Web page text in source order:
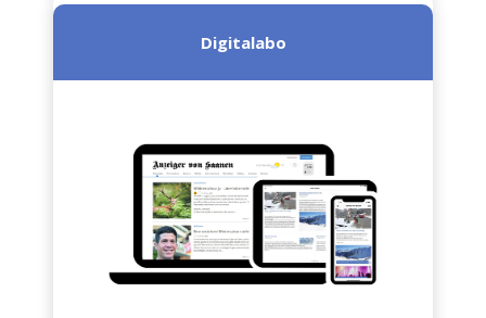
Digitalabo